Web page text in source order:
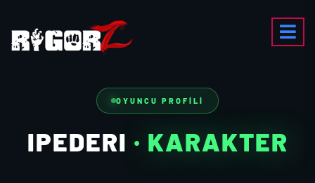
OYUNCU PROFILI
IPEDERI · KARAKTER